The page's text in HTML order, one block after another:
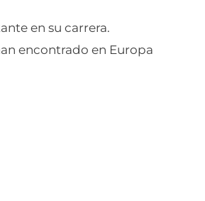
en su carrera.
encontrado en Europa